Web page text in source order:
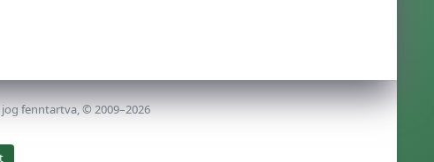
jog fenntartva, © 2009–2026